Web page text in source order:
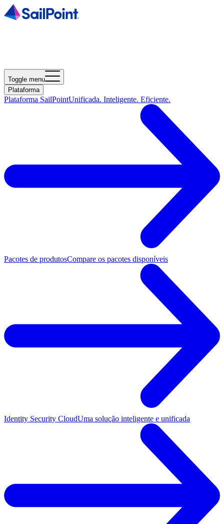
Toggle menu
Plataforma
Plataforma SailPointUnificada. Inteligente. Eficiente.
Pacotes de produtosCompare os pacotes disponíveis
Identity Security CloudUma solução inteligente e unificada